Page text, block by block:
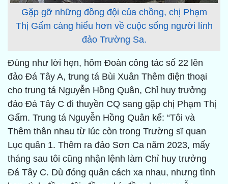
Gặp gỡ những đồng đội của chồng, chị Phạm
Thị Gấm càng hiểu hơn về cuộc sống người lính
đảo Trường Sa.
Đúng như lời hẹn, hôm Đoàn công tác số 22 lên
đảo Đá Tây A, trung tá Bùi Xuân Thêm điện thoại
cho trung tá Nguyễn Hồng Quân, Chỉ huy trưởng
đảo Đá Tây C đi thuyền CQ sang gặp chị Phạm Thị
Gấm. Trung tá Nguyễn Hồng Quân kể: “Tôi và
Thêm thân nhau từ lúc còn trong Trường sĩ quan
Lục quân 1. Thêm ra đảo Sơn Ca năm 2023, mấy
tháng sau tôi cũng nhận lệnh làm Chỉ huy trưởng
Đá Tây C. Dù đóng quân cách xa nhau, nhưng tình